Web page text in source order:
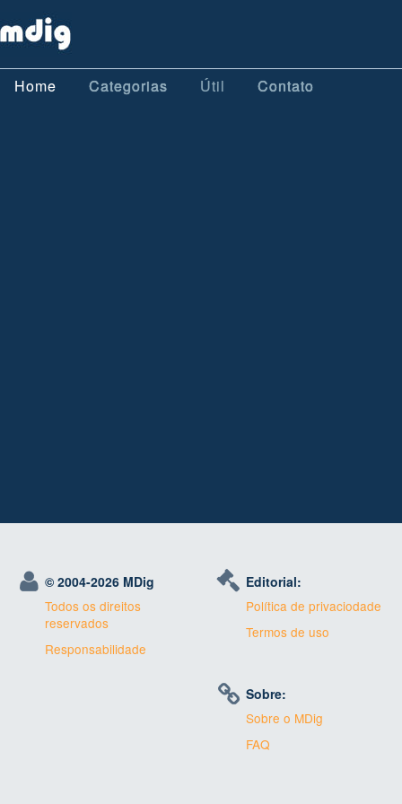
Home Categorias Útil Contato
© 2004-2026 MDig
Todos os direitos
reservados
Responsabilidade
Editorial:
Política de privaciodade
Termos de uso
Sobre:
Sobre o MDig
FAQ